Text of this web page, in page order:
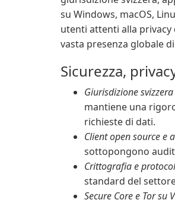
su Windows, macOS,
utenti attenti alla privacy
vasta presenza globale
Sicurezza,
Giurisdizione
mantiene una
richieste di dati.
Client open source e
sottopongono
Crittografia e
standard del
Secure Core e Tor su